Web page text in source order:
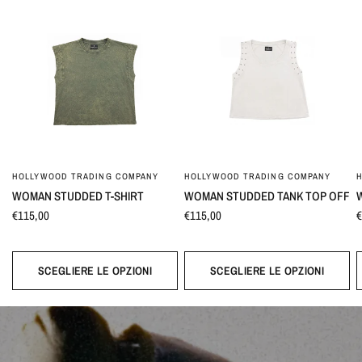
HOLLYWOOD TRADING COMPANY
WOMAN STUDDED T-SHIRT
€115,00
SCEGLIERE LE OPZIONI
HOLLYWOOD TRADING COMPANY
WOMAN STUDDED TANK TOP OFF
€115,00
SCEGLIERE LE OPZIONI